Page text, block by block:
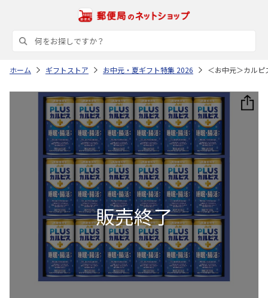
ホーム ギフトストア お中元・夏ギフト特集 2026 ＜お中元＞カル